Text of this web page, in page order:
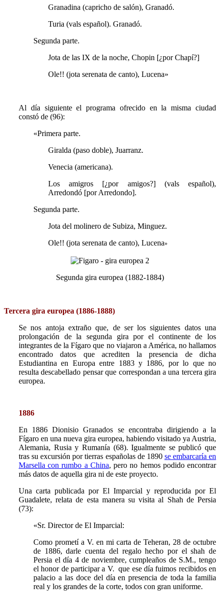
Granadina (capricho de salón), Granadó.
Turia (vals español). Granadó.
Segunda parte.
Jota de las IX de la noche, Chopin [¿por Chapí?]
Ole!! (jota serenata de canto), Lucena»
Al día siguiente el programa ofrecido en la misma ciudad
constó de (96):
«Primera parte.
Giralda (paso doble), Juarranz.
Venecia (americana).
Los amigros [¿por amigos?] (vals español),
Arredondó [por Arredondo].
Segunda parte.
Jota del molinero de Subiza, Minguez.
Ole!! (jota serenata de canto), Lucena»
Segunda gira europea (1882-1884)
Tercera gira europea (1886-1888)
Se nos antoja extraño que, de ser los siguientes datos una
prolongación de la segunda gira por el continente de los
integrantes de la Fígaro que no viajaron a América, no hallamos
encontrado datos que acrediten la presencia de dicha
Estudiantina en Europa entre 1883 y 1886, por lo que no
resulta descabellado pensar que correspondan a una tercera gira
europea.
1886
En 1886 Dionisio Granados se encontraba dirigiendo a la
Fígaro en una nueva gira europea, habiendo visitado ya Austria,
Alemania, Rusia y Rumanía (68).Igualmente se publicó que
tras su excursión por tierras españolas de 1890 se embarcaría en
Marsella con rumbo a China, pero no hemos podido encontrar
más datos de aquella gira ni de este proyecto.
Una carta publicada por El Imparcial y reproducida por El
Guadalete, relata de esta manera su visita al Shah de Persia
(73):
«Sr. Director de El Imparcial:
Como prometí a V. en mi carta de Teheran, 28 de octubre
de 1886, darle cuenta del regalo hecho por el shah de
Persia el día 4 de noviembre, cumpleaños de S.M., tengo
el honor de participar a V. que ese día fuimos recibidos en
palacio a las doce del día en presencia de toda la familia
real y los grandes de la corte, todos con gran uniforme.